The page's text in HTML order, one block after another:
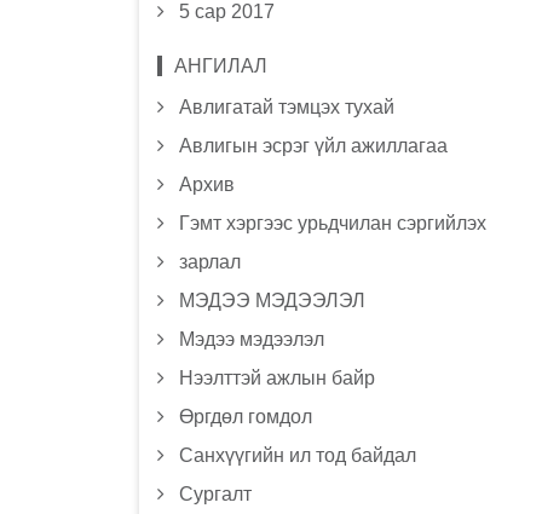
5 сар 2017
АНГИЛАЛ
Авлигатай тэмцэх тухай
Авлигын эсрэг үйл ажиллагаа
Архив
Гэмт хэргээс урьдчилан сэргийлэх
зарлал
МЭДЭЭ МЭДЭЭЛЭЛ
Мэдээ мэдээлэл
Нээлттэй ажлын байр
Өргдөл гомдол
Санхүүгийн ил тод байдал
Сургалт